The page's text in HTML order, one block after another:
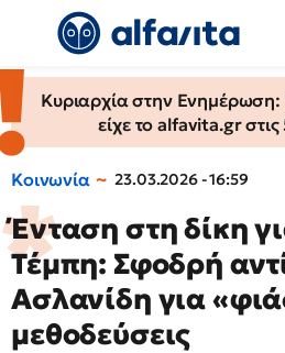
Κυριαρχία στην Ενημέρωση:
είχε το alfavita.gr
Κοινωνία 23.03.2026 - 16:59
Ένταση στη δίκη
Τέμπη: Σφοδρή
Ασλανίδη για
μεθοδεύσεις